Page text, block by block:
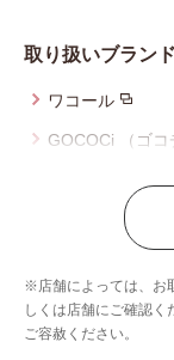
取り扱いブランド
ワコール
GOCOCi （ゴコ
ウイング／レシ
ブロス バイ ワ
ウイング／スリ
※店舗によっては、お
しくは店舗にご確認く
ご容赦ください。